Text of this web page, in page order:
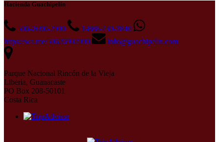
Hacienda Guachipelín
506-2690-2900
1-888-730-3840
https://wa.me/50626902900
info@guachipelin.com
Parque Nacional Rincón de la Vieja
Liberia, Guanacaste
PO Box 208-50101
Costa Rica